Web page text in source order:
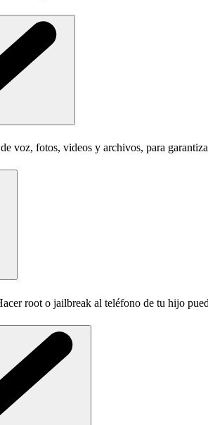
voz, fotos, videos y archivos, para
root o jailbreak al teléfono de tu hijo